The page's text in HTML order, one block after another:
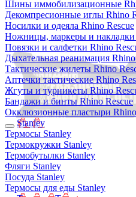
Шины иммобилизационные
Декомпресионные иглы Rhino
Носилки и одеяла Rhino Rescue
Ножницы, маркеры и накладки
Повязки и салфетки Rhino
Дыхательная реанимация Rhino
Тактические жилеты Rhino
Аптечки тактические Rhino
Жгуты и турникеты Rhino
Бандажи и бинты Rhino Rescue
Окклюзионные пластыри Rhino
Stanley
Термосы Stanley
Термокружки Stanley
Термобутылки Stanley
Фляги Stanley
Посуда Stanley
Термосы для еды Stanley